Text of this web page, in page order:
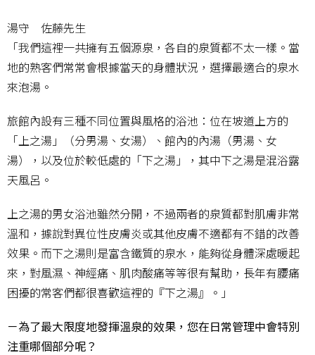
湯守 佐藤先生
「我們這裡一共擁有五個源泉，各自的泉質都不太一樣。當
地的熟客們常常會根據當天的身體狀況，選擇最適合的泉水
來泡湯。
旅館內設有三種不同位置與風格的浴池：位在坡道上方的
「上之湯」（分男湯、女湯）、館內的內湯（男湯、女
湯），以及位於較低處的「下之湯」，其中下之湯是混浴露
天風呂。
上之湯的男女浴池雖然分開，不過兩者的泉質都對肌膚非常
溫和，據說對異位性皮膚炎或其他皮膚不適都有不錯的改善
效果。而下之湯則是富含鐵質的泉水，能夠從身體深處暖起
來，對風濕、神經痛、肌肉酸痛等等很有幫助，長年有腰痛
困擾的常客們都很喜歡這裡的『下之湯』。」
－為了最大限度地發揮溫泉的效果，您在日常管理中會特別
注重哪個部分呢？